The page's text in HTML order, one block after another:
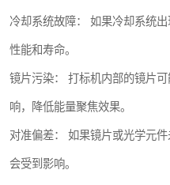
冷却系统故障： 如果冷却系统
性能和寿命。
镜片污染： 打标机内部的镜片
响，降低能量聚焦效果。
对准偏差： 如果镜片或光学元
会受到影响。